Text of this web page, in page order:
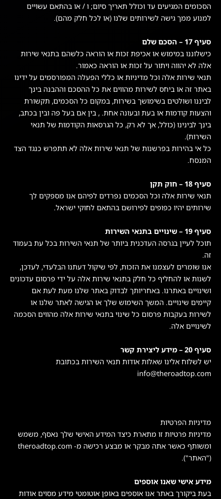
הסכומים המגיעים עד וכולל תאריך סיום; ו / או בהתאם עשויים
למנוע ממך גישה לשירותים שלנו (או לכל חלק מהם).
סעיף 17 – הסכם שלם
כישלוננו במימוש או אכיפת זכות או הוראה כלשהם בתנאי שירות
אלה לא יהווה ויתור על זכות או הוראה כאמור.
תנאי שירות אלה וכל מדיניות או כללי הפעלה המפורסמים על ידינו
באתר זה או ביחס לשירות מהווים את כל ההסכם וההבנה בינך
לביננו ושולטים בשימושך בשירות, במקום כל הסכמים, תקשורת
והצעות קודמות או בעת ובעונה אחת. , בין אם בעל פה ובין בכתב,
בינך לבינינו (כולל, אך לא רק, כל הגרסאות הקודמות של תנאי
השירות).
כל אי בהירות בפרשנות של תנאי שירות אלה לא תתפרש כנגד הצד
המנסח.
סעיף 18 – חוק תקן
תנאי שירות אלה וכל הסכמים נפרדים לפיהם אנו מספקים לך
שירותים יהיו כפופים לפירושם בהתאם לחוקי ישראל.
סעיף 19 – שינויים בתנאי השירות
תוכל לעיין בגרסה העדכנית ביותר של תנאי השירות בכל עת בעמוד
זה.
אנו שומרים לעצמנו את הזכות, לפי שיקול דעתנו הבלעדי, לעדכן,
לשנות או להחליף כל חלק בתנאי שירות אלה על ידי פרסום עדכונים
ושינויים באתרנו. באחריותך לבדוק באתר שלנו מעת לעת אם
קיימים שינויים. המשך השימוש שלך או הגישה לאתר שלנו או
לשירות בעקבות פרסום כל שינוי בתנאי שירות אלה מהווים הסכמה
לשינויים אלה.
סעיף 20 – מידע ליצירת קשר
יש לשלוח אלינו שאלות אודות תנאי השירות בכתובת
info@theroadtop.com
מדיניות הפרטיות
מדיניות פרטיות זו מתארת כיצד המידע האישי שלך נאסף, משמש
ומשותף כאשר אתה מבקר או מבצע רכישה מ- theroadtop.com
("האתר").
מידע אישי שאנו אוספים
בעת ביקורך באתר אנו אוספים באופן אוטומטי מידע מסוים אודות